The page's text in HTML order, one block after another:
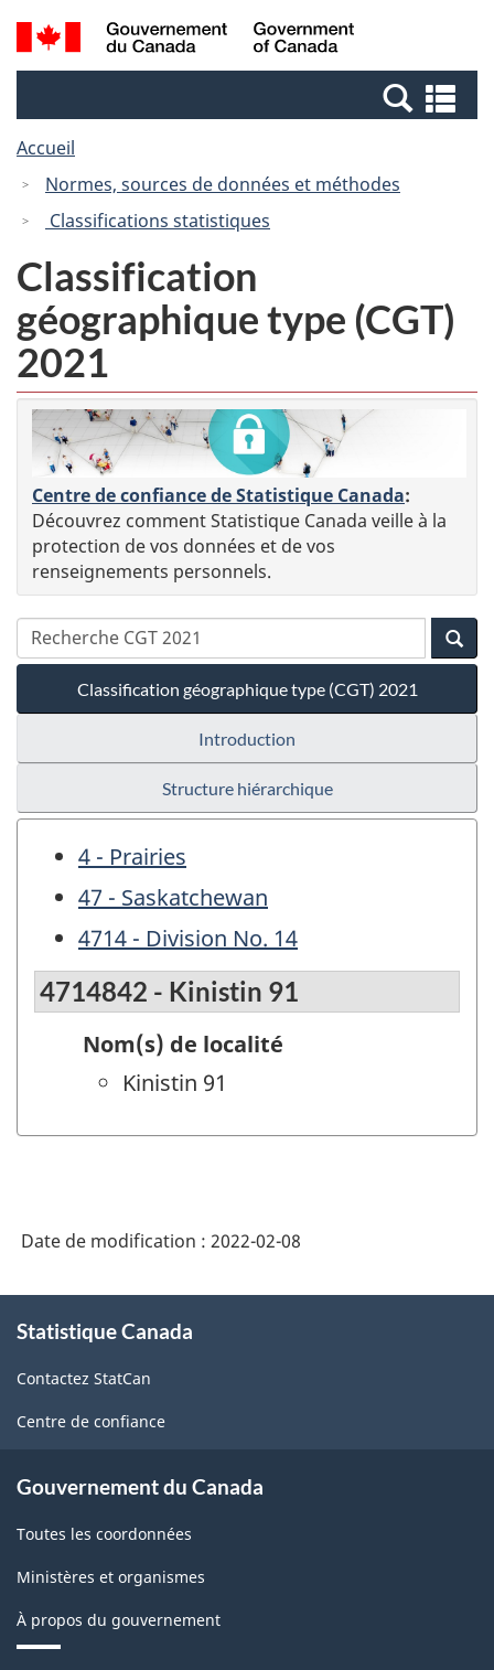
Passer
au
Passer
à
Canada
Recherche
et
et
Accueil
Normes, sources de données et méthodes
Classifications statistiques
Classification
géographique type (CGT)
2021
Centre de confiance de Statistique Canada:
Découvrez comment Statistique Canada veille à la
protection de vos données et de vos
renseignements personnels.
Classification géographique type (CGT) 2021
Introduction
Structure hiérarchique
4 - Prairies
47 - Saskatchewan
4714 - Division No. 14
4714842 - Kinistin 91
Nom(s) de localité
Kinistin 91
Date de modification : 2022-02-08
propos
ce
site
Statistique Canada
Contactez StatCan
Centre de confiance
Gouvernement du Canada
Toutes les coordonnées
Ministères et organismes
À propos du gouvernement